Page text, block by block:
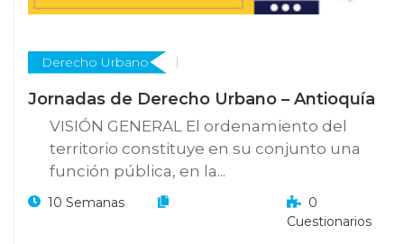
Derecho Urbano
Jornadas de Derecho Urbano – Antioquía
VISIÓN GENERAL El ordenamiento del
territorio constituye en su conjunto una
función pública, en la...
10 Semanas
0
Cuestionarios